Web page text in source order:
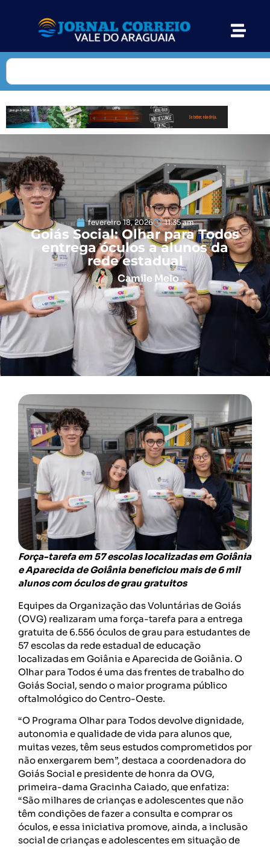
fevereiro 18, 2026 11:35 am
Goiás Social: Olhar para Todos
entrega óculos a alunos da
rede estadual
Camile Melo
Força-tarefa em 57 escolas localizadas em Goiânia
e Aparecida de Goiânia beneficiou mais de 6 mil
alunos com óculos de grau gratuitos
Equipes da Organização das Voluntárias de Goiás
(OVG) realizaram uma força-tarefa para a entrega
gratuita de 6.556 óculos de grau para estudantes de
57 escolas da rede estadual de educação
localizadas em Goiânia e Aparecida de Goiânia. O
Olhar para Todos é uma das frentes de trabalho do
Goiás Social, sendo o maior programa público
oftalmológico do Centro-Oeste.
“O Programa Olhar para Todos devolve dignidade,
autonomia e qualidade de vida para alunos que,
muitas vezes, têm seus estudos comprometidos por
não enxergarem bem”, destaca a coordenadora do
Goiás Social e presidente de honra da OVG,
primeira-dama Gracinha Caiado, que enfatiza:
“São milhares de crianças e adolescentes que não
têm condições de fazer a consulta e comprar os
óculos, e essa iniciativa promove, ainda, a inclusão
social de crianças e adolescentes em situação de